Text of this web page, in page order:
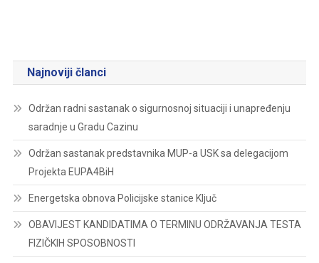
Najnoviji članci
Održan radni sastanak o sigurnosnoj situaciji i unapređenju
saradnje u Gradu Cazinu
Održan sastanak predstavnika MUP-a USK sa delegacijom
Projekta EUPA4BiH
Energetska obnova Policijske stanice Ključ
OBAVIJEST KANDIDATIMA O TERMINU ODRŽAVANJA TESTA
FIZIČKIH SPOSOBNOSTI